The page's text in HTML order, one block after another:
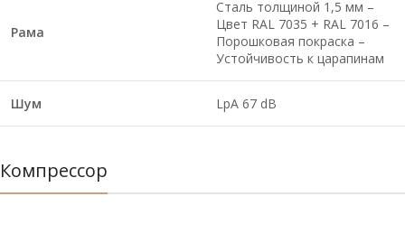
Рама
Сталь толщиной 1,5 мм –
Цвет RAL 7035 + RAL 7016 –
Порошковая покраска –
Устойчивость к царапинам
Шум LpA 67 dB
Компрессор